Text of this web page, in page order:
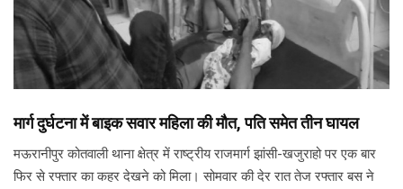
मार्ग दुर्घटना में बाइक सवार महिला की मौत, पति समेत तीन घायल
मऊरानीपुर कोतवाली थाना क्षेत्र में राष्ट्रीय राजमार्ग झांसी-खजुराहो पर एक बार
फिर से रफ्तार का कहर देखने को मिला। सोमवार की देर रात तेज रफ्तार बस ने